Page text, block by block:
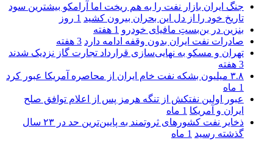
جنگ ایران بازار نفت را به هم ریخت اما آرامکو بیشترین سود
تاریخ خود را از دل این بحران بیرون کشید 1 روز
بنزین در بن‌بستِ مافیای خودرو 1 هفته
صادرات نفت ایران بدون وقفه ادامه دارد 3 هفته
تهران و مسکو به نهایی‌سازی قرارداد تجارت گاز نزدیک شدند
3 هفته
۳.۸ میلیون بشکه نفت خام ایران از محاصره آمریکا عبور کرد
1 ماه
عبور اولین نفتکش از تنگه هرمز پس از اعلام توافق صلح
ایران و آمریکا 1 ماه
ذخایر نفت کشورهای ثروتمند به پایین‌ترین حد در ۲۳ سال
گذشته رسید 1 ماه